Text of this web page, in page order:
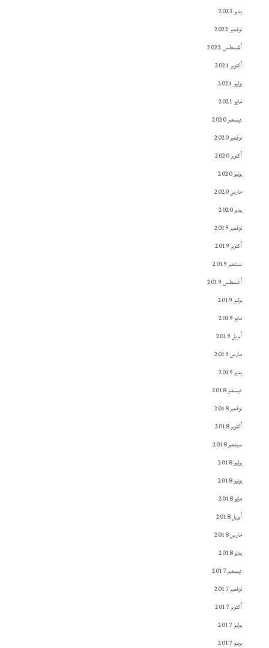
يناير 2023
نوفمبر 2022
أغسطس 2022
أكتوبر 2021
يوليو 2021
مايو 2021
ديسمبر 2020
نوفمبر 2020
أكتوبر 2020
يونيو 2020
مارس 2020
يناير 2020
نوفمبر 2019
أكتوبر 2019
سبتمبر 2019
أغسطس 2019
يوليو 2019
مايو 2019
أبريل 2019
مارس 2019
يناير 2019
ديسمبر 2018
نوفمبر 2018
أكتوبر 2018
سبتمبر 2018
يوليو 2018
يونيو 2018
مايو 2018
أبريل 2018
مارس 2018
يناير 2018
ديسمبر 2017
نوفمبر 2017
أكتوبر 2017
يوليو 2017
يونيو 2017